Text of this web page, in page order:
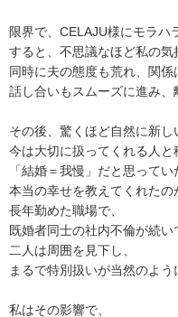
限界で、CELAJU様にモラハ
すると、不思議なほど私の気
同時に夫の態度も荒れ、関係
話し合いもスムーズに進み、
その後、驚くほど自然に新し
今は大切に扱ってくれる人と
「結婚＝我慢」だと思ってい
本当の幸せを教えてくれたの
長年勤めた職場で、
既婚者同士の社内不倫が続い
二人は周囲を見下し、
まるで特別扱いが当然のよう
私はその影響で、